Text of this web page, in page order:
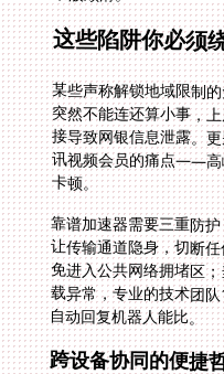
这些陷阱你必须
某些声称解锁地域限制
突然不能连还算小事，
接导致网银信息泄露。
讯视频会员的痛点——高
卡顿。
靠谱加速器需要三重防
让传输通道隐身，切断
免进入公共网络拥堵区
载异常，专业的技术团
自动回复机器人能比。
跨设备协同的便捷